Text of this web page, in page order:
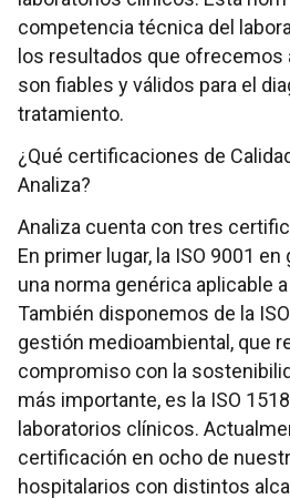
competencia técnica del
los resultados que ofrecemos
son fiables y válidos para el
tratamiento.
¿Qué certificaciones de
Analiza?
Analiza cuenta con tres
En primer lugar, la ISO 9001
una norma genérica aplicable
También disponemos de la
gestión medioambiental, que
compromiso con la
más importante, es la ISO
laboratorios clínicos.
certificación en ocho de
hospitalarios con distintos